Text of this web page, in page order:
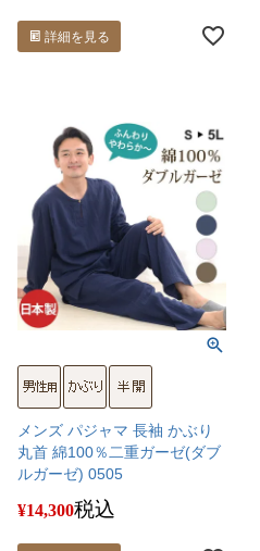
詳細を見る
メンズ パジャマ 長袖 かぶり
丸首 綿100％二重ガーゼ(ダブ
ルガーゼ) 0505
¥14,300税込